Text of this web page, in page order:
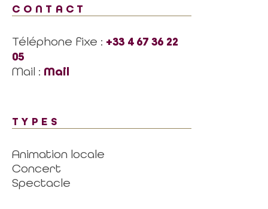
CONTACT
Téléphone fixe : +33 4 67 36 22
05
Mail : Mail
TYPES
Animation locale
Concert
Spectacle